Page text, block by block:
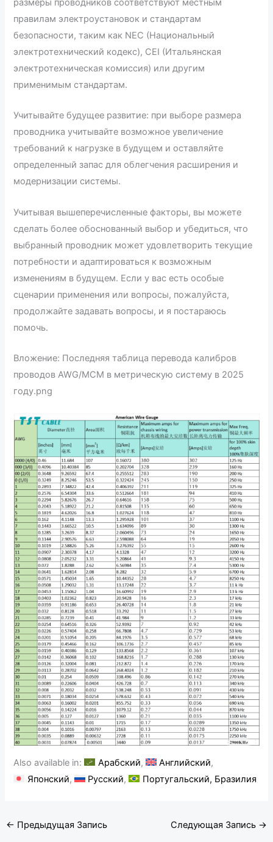
размеры проводников соответствуют местным
правилам электроустановок и стандартам
безопасности, таким как NEC (Национальный
электротехнический кодекс), CEI (Итальянская
электротехническая комиссия) или другим
применимым стандартам.
Учитывайте будущее развитие: при выборе размера
проводника учитывайте возможное увеличение
требований к нагрузке в будущем и оставляйте
определенный запас для облегчения расширения и
модернизации системы.
Учитывая вышеперечисленные факторы, вы можете
сделать более обоснованный выбор и убедиться, что
выбранный проводник может удовлетворить текущие
потребности и адаптироваться к возможным
изменениям в будущем. Если у вас есть особые
сценарии применения или вопросы, пожалуйста,
продолжайте задавать вопросы, и я постараюсь
помочь.
Вложение: Последняя таблица перевода калибров
проводов AWG/MCM в метрическую систему в 2025
году.png
Also available in: Арабский
Английский
Японский
Русский Португальский, Бразилия
← Предыдущая Запись Следующая Запись →